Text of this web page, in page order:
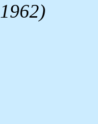
1962)